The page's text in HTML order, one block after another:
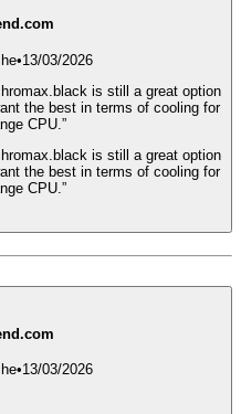
•13/03/2026
is still a great option
the best in terms of cooling for
CPU.”
is still a great option
the best in terms of cooling for
CPU.”
•13/03/2026